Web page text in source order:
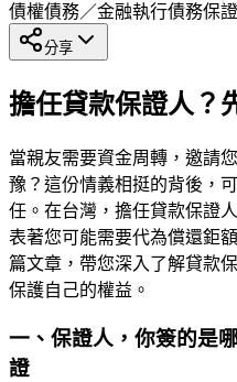
債權債務／金融執行債務保證
分享
擔任貸款保證人？
當親友需要資金周轉，邀請
豫？這份情義相挺的背後，
任。在台灣，擔任貸款保證
表著您可能需要代為償還鉅
篇文章，帶您深入了解貸款
保護自己的權益。
一、保證人，你簽的是
證